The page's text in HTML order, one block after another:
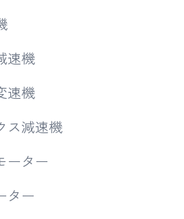
速機
速機
ス減速機
ーター
ター